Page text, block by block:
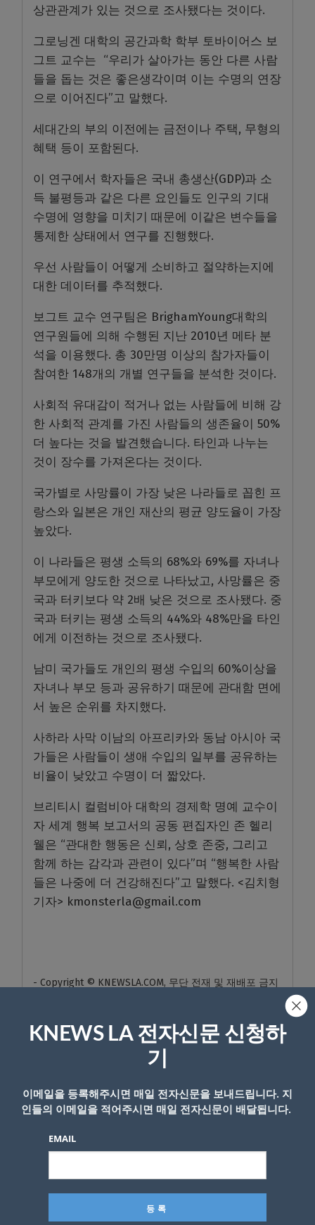
상관관계가 있는 것으로 조사됐다는 것이다.
그로닝겐 대학의 공간과학 학부 토바이어스 보
그트 교수는 “우리가 살아가는 동안 다른 사람
들을 돕는 것은 좋은생각이며 이는 수명의 연장
으로 이어진다”고 말했다.
세대간의 부의 이전에는 금전이나 주택, 무형의
혜택 등이 포함된다.
이 연구에서 학자들은 국내 총생산(GDP)과 소
득 불평등과 같은 다른 요인들도 인구의 기대
수명에 영향을 미치기 때문에 이같은 변수들을
통제한 상태에서 연구를 진행했다.
우선 사람들이 어떻게 소비하고 절약하는지에
대한 데이터를 추적했다.
보그트 교수 연구팀은 BrighamYoung대학의
연구원들에 의해 수행된 지난 2010년 메타 분
석을 이용했다. 총 30만명 이상의 참가자들이
참여한 148개의 개별 연구들을 분석한 것이다.
사회적 유대감이 적거나 없는 사람들에 비해 강
한 사회적 관계를 가진 사람들의 생존율이 50%
더 높다는 것을 발견했습니다. 타인과 나누는
것이 장수를 가져온다는 것이다.
국가별로 사망률이 가장 낮은 나라들로 꼽힌 프
랑스와 일본은 개인 재산의 평균 양도율이 가장
높았다.
이 나라들은 평생 소득의 68%와 69%를 자녀나
부모에게 양도한 것으로 나타났고, 사망률은 중
국과 터키보다 약 2배 낮은 것으로 조사됐다. 중
국과 터키는 평생 소득의 44%와 48%만을 타인
에게 이전하는 것으로 조사됐다.
남미 국가들도 개인의 평생 수입의 60%이상을
자녀나 부모 등과 공유하기 때문에 관대함 면에
서 높은 순위를 차지했다.
사하라 사막 이남의 아프리카와 동남 아시아 국
가들은 사람들이 생애 수입의 일부를 공유하는
비율이 낮았고 수명이 더 짧았다.
브리티시 컬럼비아 대학의 경제학 명예 교수이
자 세계 행복 보고서의 공동 편집자인 존 헬리
웰은 “관대한 행동은 신뢰, 상호 존중, 그리고
함께 하는 감각과 관련이 있다”며 “행복한 사람
들은 나중에 더 건강해진다”고 말했다. <김치형
기자> kmonsterla@gmail.com
- Copyright © KNEWSLA.COM, 무단 전재 및 재배포 금지
답글 남기기
KNEWS LA 전자신문 신청하
기
이메일을 등록해주시면 매일 전자신문을 보내드립니다. 지
인들의 이메일을 적어주시면 매일 전자신문이 배달됩니다.
EMAIL